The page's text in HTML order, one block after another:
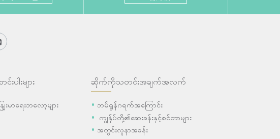
းပါးများ
မာရေးဘလော့များ
ဆိုက်ကိုသတင်းအချက်အလက်
ဘမ်ရွန်ဂရက်အကြောင်း
ကျွန်ုပ်တို့၏ဆေးခန်းနှင့်စင်တာများ
အတွင်းလူနာအခန်း